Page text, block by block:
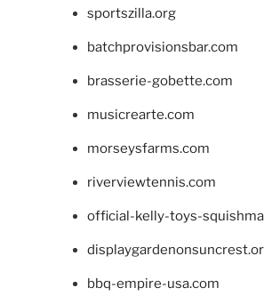
sportszilla.org
batchprovisionsbar.com
brasserie-gobette.com
musicrearte.com
morseysfarms.com
riverviewtennis.com
official-kelly-toys-
bbq-empire-usa.com